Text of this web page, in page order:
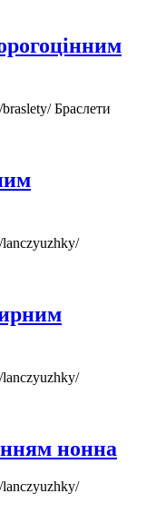
braslety/Браслети
lanczyuzhky/
lanczyuzhky/
нонна
lanczyuzhky/